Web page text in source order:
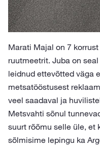
Marati Majal on 7
ruutmeetrit. Juba on
leidnud ettevõtted väga
metsatööstusest
veel saadaval ja
Metsvahti sõnul
suurt rõõmu selle üle, et
sõlmisime lepingu ka